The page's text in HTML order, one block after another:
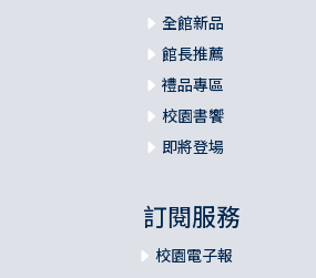
全館新品
館長推薦
禮品專區
校園書饗
即將登場
訂閱服務
校園電子報